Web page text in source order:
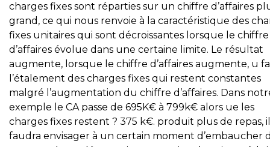
charges fixes sont réparties sur un chiffre d’affaires
grand, ce qui nous renvoie à la caractéristique des
fixes unitaires qui sont décroissantes lorsque le chiffre
d’affaires évolue dans une certaine limite. Le résultat
augmente, lorsque le chiffre d’affaires augmente, u
l’étalement des charges fixes qui restent constantes
malgré l’augmentation du chiffre d’affaires. Dans
exemple le CA passe de 695K€ à 799k€ alors ue les
charges fixes restent ? 375 k€. produit plus de repas, il
faudra envisager à un certain moment d’embaucher